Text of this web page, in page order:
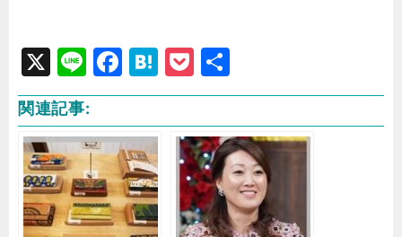
X
Li
n
e
F
a
c
e
b
o
H
at
e
P
o
c
k
e
t
有
関連記事: